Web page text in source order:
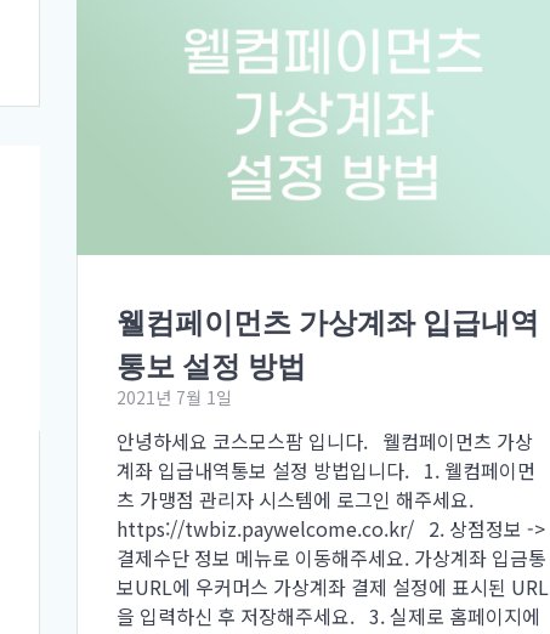
웰컴페이먼츠 가상계좌 입급내역
통보 설정 방법
2021년 7월 1일
안녕하세요 코스모스팜 입니다. 웰컴페이먼츠 가상
계좌 입급내역통보 설정 방법입니다. 1. 웰컴페이먼
츠 가맹점 관리자 시스템에 로그인 해주세요.
https://twbiz.paywelcome.co.kr/ 2. 상점정보 ->
결제수단 정보 메뉴로 이동해주세요. 가상계좌 입금통
보URL에 우커머스 가상계좌 결제 설정에 표시된 URL
을 입력하신 후 저장해주세요. 3. 실제로 홈페이지에